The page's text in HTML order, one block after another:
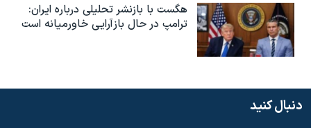
هگست با بازنشر تحلیلی درباره ایران:
ترامپ در حال بازآرایی خاورمیانه است
دنبال کنید